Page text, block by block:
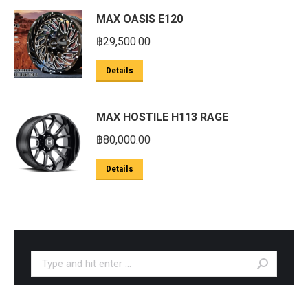
MAX OASIS E120
฿29,500.00
Details
MAX HOSTILE H113 RAGE
฿80,000.00
Details
Search: